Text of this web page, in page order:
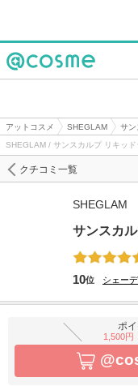
アットコスメ SHEGLAM サン
SHEGLAM / サンスカルプ リキッド
クチコミ一覧
SHEGLAM
サンスカ
10位 シェー
ポ
1,500円